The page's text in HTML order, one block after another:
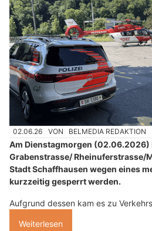
02.06.26 VON BELMEDIA REDAKTION
Am Dienstagmorgen (02.06.2026)
Grabenstrasse/ Rheinuferstrasse/
Stadt Schaffhausen wegen eines
kurzzeitig gesperrt werden.
Aufgrund dessen kam es zu
Weiterlesen